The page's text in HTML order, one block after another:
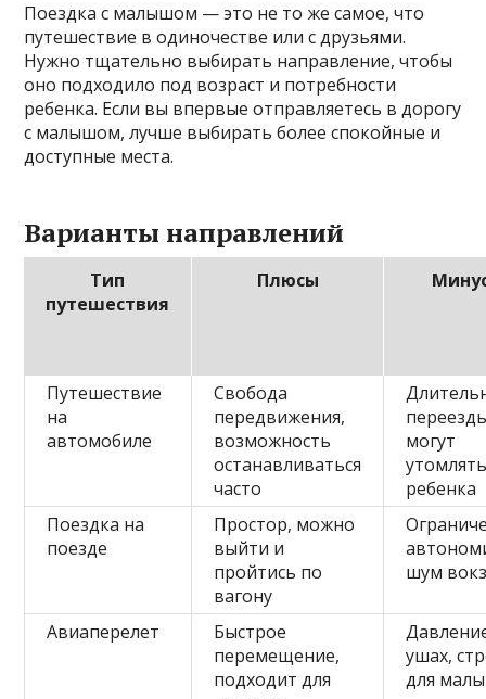
Поездка с малышом — это не то же самое, что
путешествие в одиночестве или с друзьями.
Нужно тщательно выбирать направление, чтобы
оно подходило под возраст и потребности
ребенка. Если вы впервые отправляетесь в дорогу
с малышом, лучше выбирать более спокойные и
доступные места.
Варианты направлений
Тип
путешествия
Плюсы
Путешествие
на
автомобиле
Свобода
передвижения,
возможность
останавливаться
часто
могут
ребенка
Поездка на
поезде
Простор, можно
выйти и
пройтись по
вагону
шум
Авиаперелет
Быстрое
перемещение,
подходит для
ушах,
для